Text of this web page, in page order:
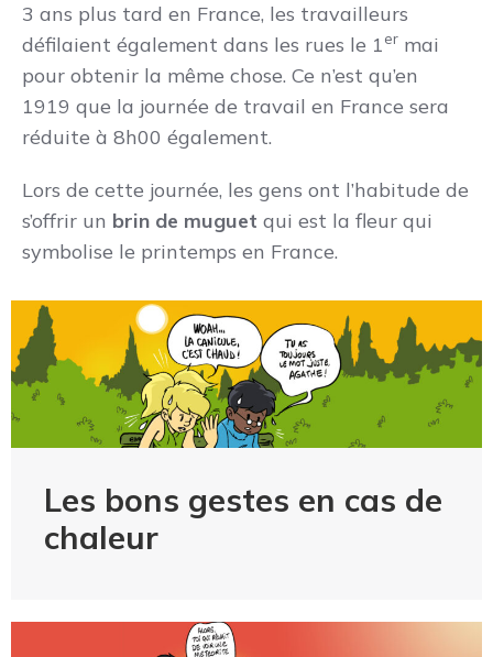
3 ans plus tard en France, les travailleurs
défilaient également dans les rues le 1er mai
pour obtenir la même chose. Ce n’est qu’en
1919 que la journée de travail en France sera
réduite à 8h00 également.
Lors de cette journée, les gens ont l’habitude de
s’offrir un brin de muguet qui est la fleur qui
symbolise le printemps en France.
Les bons gestes en cas de
chaleur